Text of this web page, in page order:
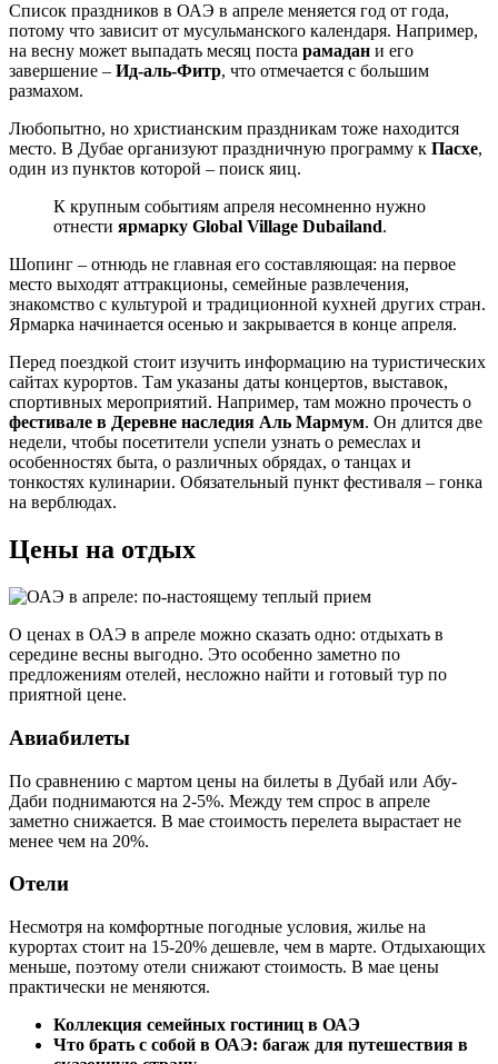
Список праздников в ОАЭ в апреле меняется год от года,
потому что зависит от мусульманского календаря. Например,
на весну может выпадать месяц поста рамадан и его
завершение – Ид-аль-Фитр, что отмечается с большим
размахом.
Любопытно, но христианским праздникам тоже находится
место. В Дубае организуют праздничную программу к Пасхе,
один из пунктов которой – поиск яиц.
К крупным событиям апреля несомненно нужно
отнести ярмарку Global Village Dubailand.
Шопинг – отнюдь не главная его составляющая: на первое
место выходят аттракционы, семейные развлечения,
знакомство с культурой и традиционной кухней других стран.
Ярмарка начинается осенью и закрывается в конце апреля.
Перед поездкой стоит изучить информацию на туристических
сайтах курортов. Там указаны даты концертов, выставок,
спортивных мероприятий. Например, там можно прочесть о
фестивале в Деревне наследия Аль Мармум. Он длится две
недели, чтобы посетители успели узнать о ремеслах и
особенностях быта, о различных обрядах, о танцах и
тонкостях кулинарии. Обязательный пункт фестиваля – гонка
на верблюдах.
Цены на отдых
О ценах в ОАЭ в апреле можно сказать одно: отдыхать в
середине весны выгодно. Это особенно заметно по
предложениям отелей, несложно найти и готовый тур по
приятной цене.
Авиабилеты
По сравнению с мартом цены на билеты в Дубай или Абу-
Даби поднимаются на 2-5%. Между тем спрос в апреле
заметно снижается. В мае стоимость перелета вырастает не
менее чем на 20%.
Отели
Несмотря на комфортные погодные условия, жилье на
курортах стоит на 15-20% дешевле, чем в марте. Отдыхающих
меньше, поэтому отели снижают стоимость. В мае цены
практически не меняются.
Коллекция семейных гостиниц в ОАЭ
Что брать с собой в ОАЭ: багаж для путешествия в